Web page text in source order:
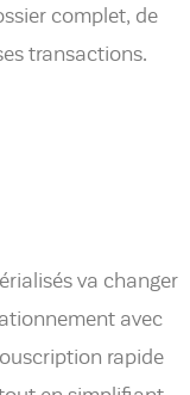
complet, de
transactions.
va changer
avec
rapide